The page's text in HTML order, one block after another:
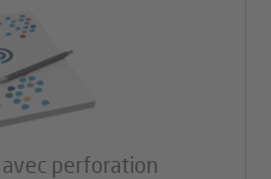
avec perforation